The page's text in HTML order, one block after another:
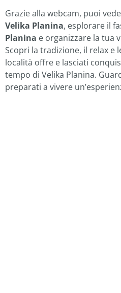
Grazie alla webcam, puoi
Velika Planina, esplorare il
Planina e organizzare la tua
Scopri la tradizione, il relax e
località offre e lasciati
tempo di Velika Planina.
preparati a vivere